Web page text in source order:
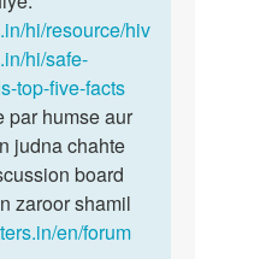
hi/resource/hiv
hi/safe-
top-five-facts
par humse aur
judna chahte
board
zaroor shamil
en/forum